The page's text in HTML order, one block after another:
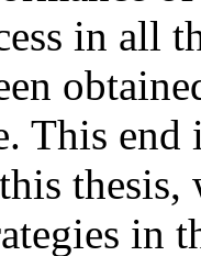
in all
This
thesis,
in